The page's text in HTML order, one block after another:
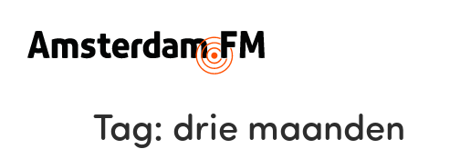
Tag: drie maanden